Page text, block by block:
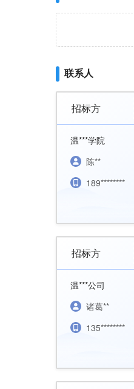
联系人
招标方
温***学院
陈**
189********
招标方
温***公司
诸葛**
135********